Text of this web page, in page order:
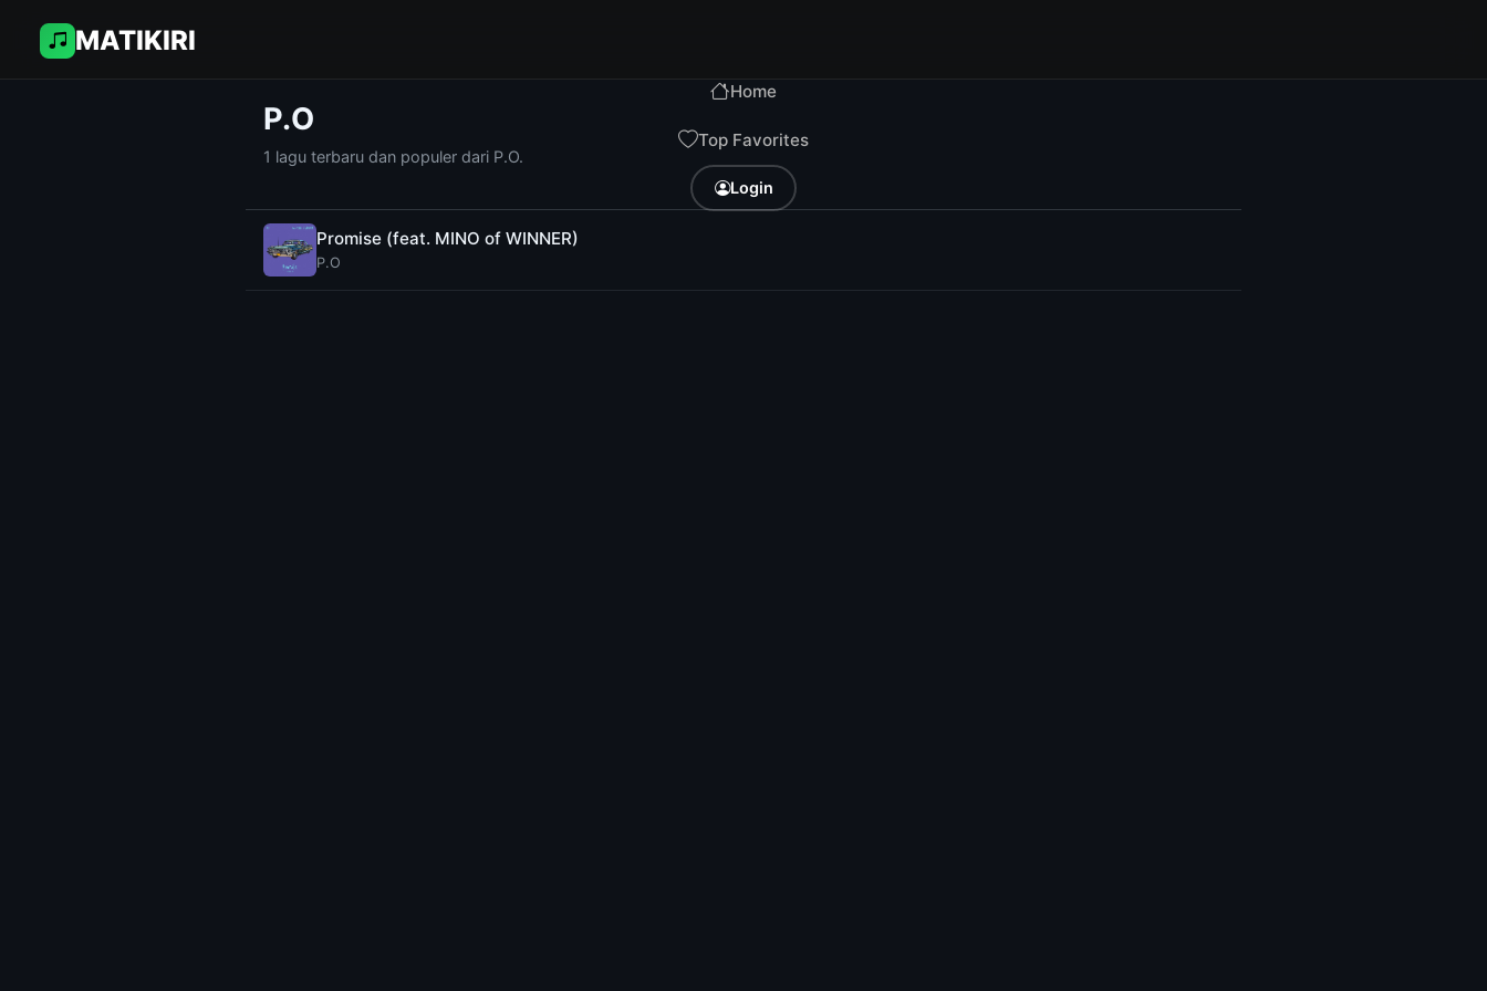
MATIKIRI
Home
Top Favorites
Login
P.O
1 lagu terbaru dan populer dari P.O.
Promise (feat. MINO of WINNER)
P.O